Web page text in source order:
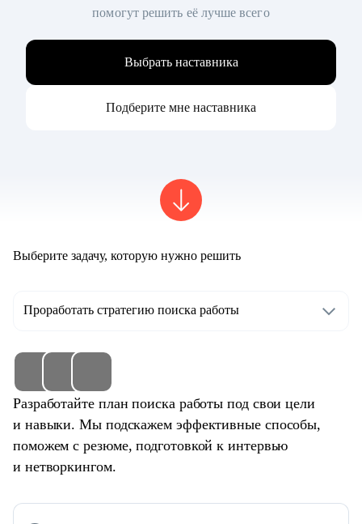
помогут решить её лучше всего
Выбрать наставника
Подберите мне наставника
Выберите задачу, которую нужно решить
Проработать стратегию поиска работы
Разработайте план поиска работы под свои цели
и навыки. Мы подскажем эффективные способы,
поможем с резюме, подготовкой к интервью
и нетворкингом.